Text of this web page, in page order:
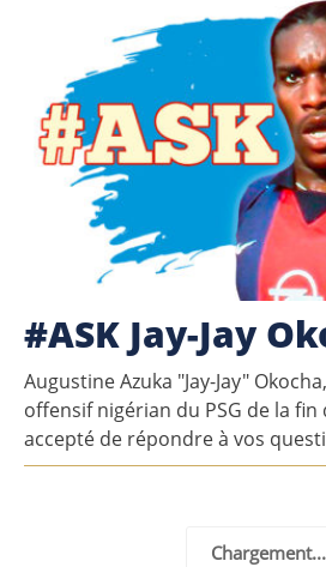
#ASK Jay-Jay
Augustine Azuka "Jay-Jay"
offensif nigérian du PSG de la fin
accepté de répondre à vos
Chargement...